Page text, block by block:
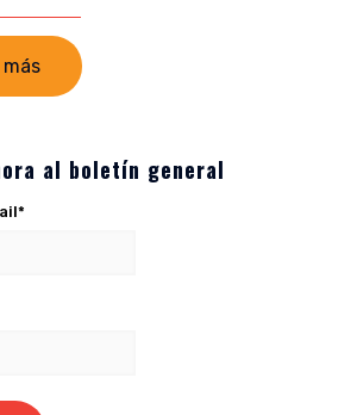
más
al boletín general